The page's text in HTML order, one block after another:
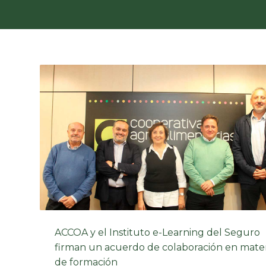
ACCOA y el Instituto e-Learning del Seguro
firman un acuerdo de colaboración en
de formación